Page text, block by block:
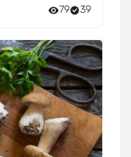
79 39